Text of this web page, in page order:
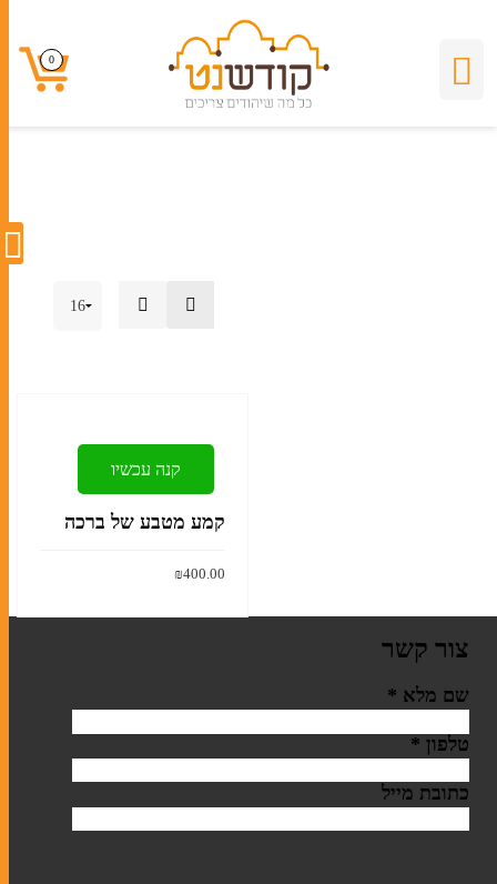
0 ברכה
קנה עכשיו
קמע מטבע של ברכה
₪400.00
הוסף לסל
צור קשר
שם מלא *
טלפון *
כתובת מייל
0